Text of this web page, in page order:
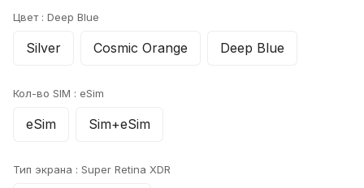
Цвет : Deep Blue
Silver Cosmic Orange Deep Blue
Кол-во SIM : eSim
eSim Sim+eSim
Тип экрана : Super Retina XDR